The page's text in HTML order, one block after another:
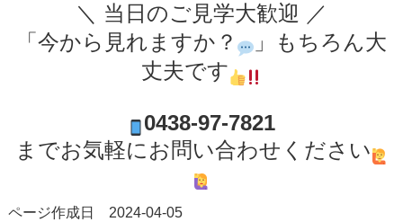
＼ 当日のご見学大歓迎 ／
「今から見れますか？
」もちろん大
丈夫です
0438-97-7821
までお気軽にお問い合わせください
ページ作成日 2024-04-05